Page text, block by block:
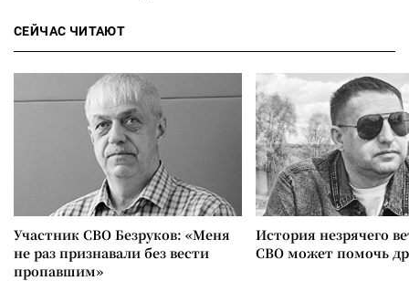
СЕЙЧАС ЧИТАЮТ
Участник СВО Безруков: «Меня
не раз признавали без вести
пропавшим»
История незрячего
СВО может помочь